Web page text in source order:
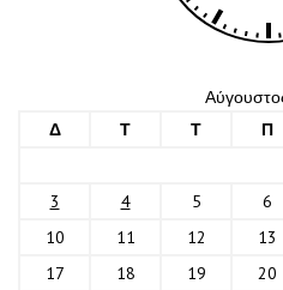
Δ
Τ Τ Π
3
4 5 6
10
11 12 13
17
18 19 20